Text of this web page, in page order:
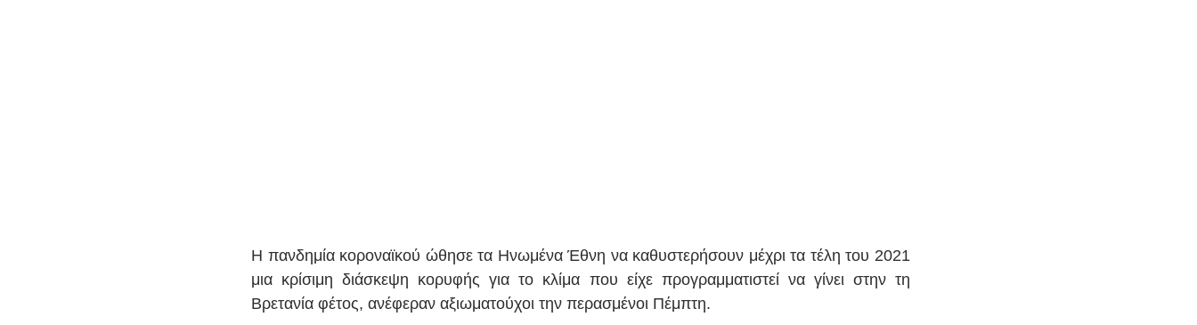
Η πανδημία κοροναϊκού ώθησε τα Ηνωμένα Έθνη να καθυστερήσουν μέχρι τα τέλη του 2021
μια κρίσιμη διάσκεψη κορυφής για το κλίμα που είχε προγραμματιστεί να γίνει στην τη
Βρετανία φέτος, ανέφεραν αξιωματούχοι την περασμένοι Πέμπτη.